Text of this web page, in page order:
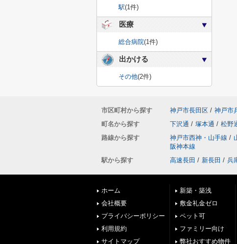
駅(1件)
医療
総合病院(1件)
出かける
その他(2件)
市区町村から探す 神戸市長田区 / 神戸市
町名から探す
下沢通 / 塚本通 / 松野
路線から探す
神戸市西神・山手線 /
阪神本線
駅から探す
高速長田 / 新長田 / 兵
ホーム
会社概要
プライバシーポリシー
利用規約
サイトマップ
新築・築浅
敷金礼金ゼロ
ペット可
ファミリー向け
弊社おすすめ物件